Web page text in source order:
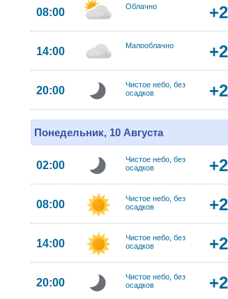
08:00 Облачно
14:00 Малооблачно
20:00
Чистое небо, без
осадков
Понедельник, 10 Августа
02:00
Чистое небо, без
осадков
08:00
Чистое небо, без
осадков
14:00
Чистое небо, без
осадков
20:00
Чистое небо, без
осадков